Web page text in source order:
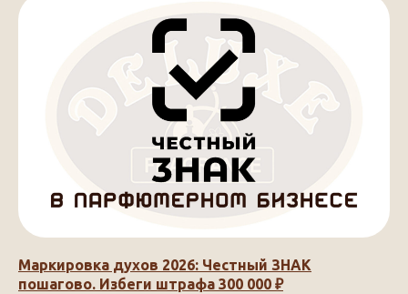
Маркировка духов 2026: Честный ЗНАК
пошагово. Избеги штрафа 300 000 ₽